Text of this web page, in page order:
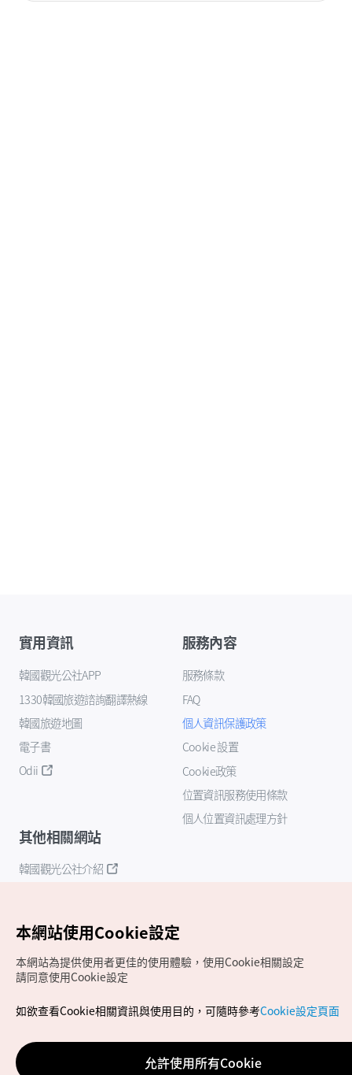
實用資訊
韓國觀光公社APP
1330韓國旅遊諮詢翻譯熱線
韓國旅遊地圖
電子書
Odii
服務內容
服務條款
FAQ
個人資訊保護政策
Cookie 設置
Cookie政策
位置資訊服務使用條款
個人位置資訊處理方針
其他相關網站
韓國觀光公社介紹
Copyrights (c) 韓國觀光公社版權所有
如有相關疑問或建議，歡迎來信至官方信箱
chinese_big5@knto.or.kr
本網站使用Cookie設定
本網站為提供使用者更佳的使用體驗，使用Cookie相關設定
請同意使用Cookie設定
如欲查看Cookie相關資訊與使用目的，可隨時參考Cookie設定頁面
允許使用所有Cookie